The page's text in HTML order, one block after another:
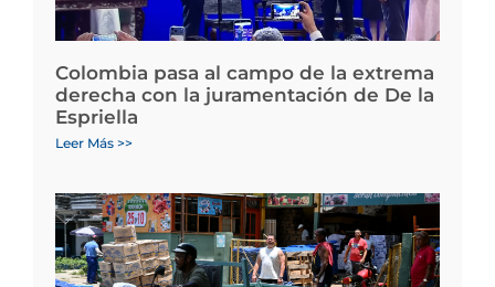
Colombia pasa al campo de la extrema
derecha con la juramentación de De la
Espriella
Leer Más >>